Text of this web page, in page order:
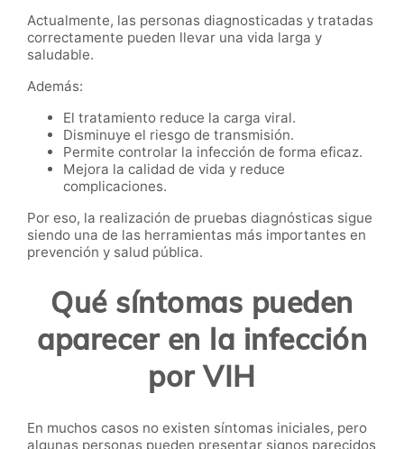
Actualmente, las personas diagnosticadas y tratadas
correctamente pueden llevar una vida larga y
saludable.
Además:
El tratamiento reduce la carga viral.
Disminuye el riesgo de transmisión.
Permite controlar la infección de forma eficaz.
Mejora la calidad de vida y reduce
complicaciones.
Por eso, la realización de pruebas diagnósticas sigue
siendo una de las herramientas más importantes en
prevención y salud pública.
Qué síntomas pueden
aparecer en la infección
por VIH
En muchos casos no existen síntomas iniciales, pero
algunas personas pueden presentar signos parecidos